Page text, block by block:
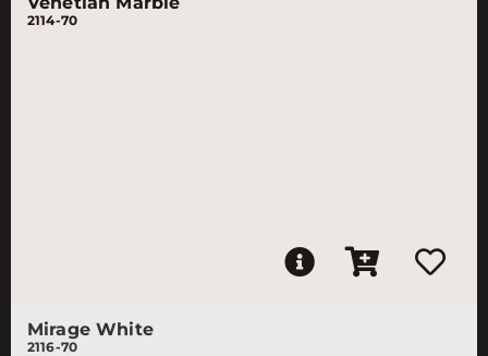
2114-70
Mirage White
2116-70